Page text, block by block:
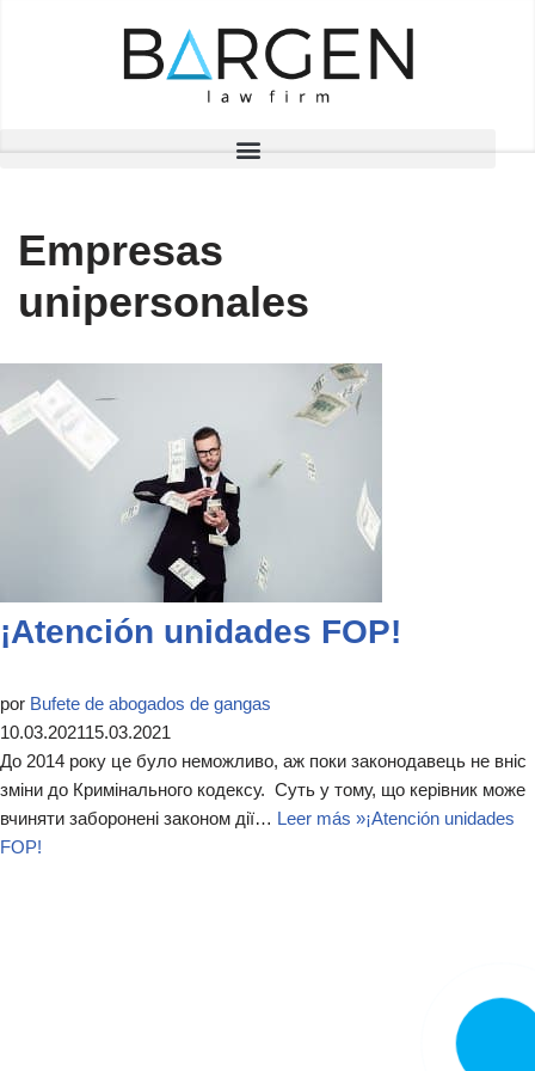
Empresas
unipersonales
¡Atención unidades FOP!
por Bufete de abogados de gangas
10.03.202115.03.2021
До 2014 року це було неможливо, аж поки законодавець не вніс
зміни до Кримінального кодексу. Суть у тому, що керівник може
вчиняти заборонені законом дії… Leer más »¡Atención unidades
FOP!